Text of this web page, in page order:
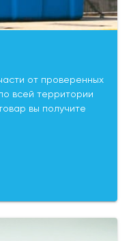
от проверенных
всей территории
вы получите